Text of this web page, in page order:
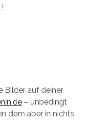
Bilder auf deiner
– unbedingt
dem aber in nichts